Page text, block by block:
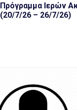
Πρόγραμμα Ιερών
(20/7/26 – 26/7/26)